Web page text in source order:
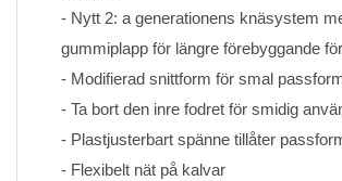
- Nytt 2: a generationens knäsystem
gummiplapp för längre förebyggande
- Modifierad snittform för smal
- Ta bort den inre fodret för smidig
- Plastjusterbart spänne tillåter
- Flexibelt nät på kalvar